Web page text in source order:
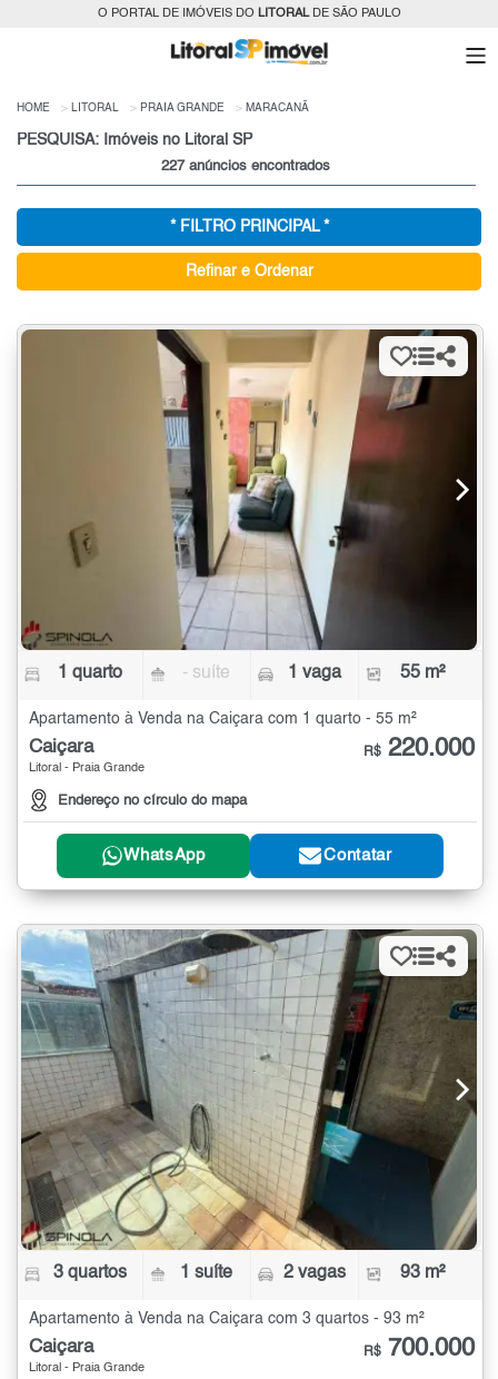
O PORTAL DE IMÓVEIS DO LITORALDE SÃO PAULO
HOME LITORAL PRAIA GRANDE MARACANÃ
PESQUISA: Imóveis no Litoral SP
227 anúncios encontrados
* FILTRO PRINCIPAL *
Refinar e Ordenar
1 quarto - suíte 1 vaga 55 m²
Apartamento à Venda na Caiçara com 1 quarto - 55 m²
Caiçara
Litoral - Praia Grande
Endereço no círculo do mapa
R$ 220.000
WhatsApp Contatar
3 quartos 1 suíte 2 vagas 93 m²
Apartamento à Venda na Caiçara com 3 quartos - 93 m²
Caiçara
Litoral - Praia Grande
R$ 700.000